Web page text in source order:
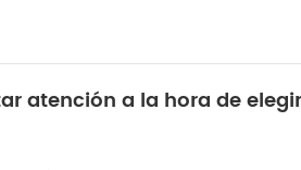
atención a la hora de elegir